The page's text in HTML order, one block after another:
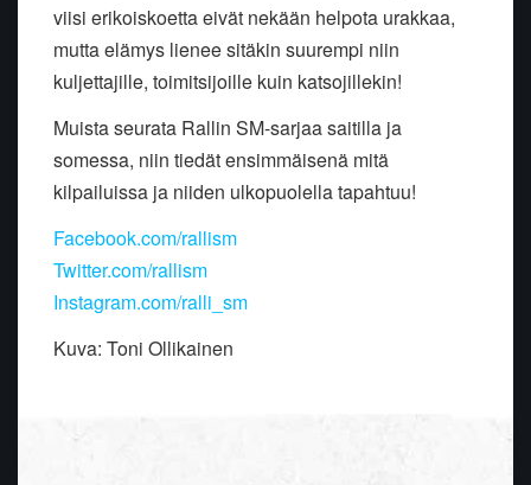
viisi erikoiskoetta eivät nekään helpota urakkaa,
mutta elämys lienee sitäkin suurempi niin
kuljettajille, toimitsijoille kuin katsojillekin!
Muista seurata Rallin SM-sarjaa saitilla ja
somessa, niin tiedät ensimmäisenä mitä
kilpailuissa ja niiden ulkopuolella tapahtuu!
Facebook.com/rallism
Twitter.com/rallism
Instagram.com/ralli_sm
Kuva: Toni Ollikainen